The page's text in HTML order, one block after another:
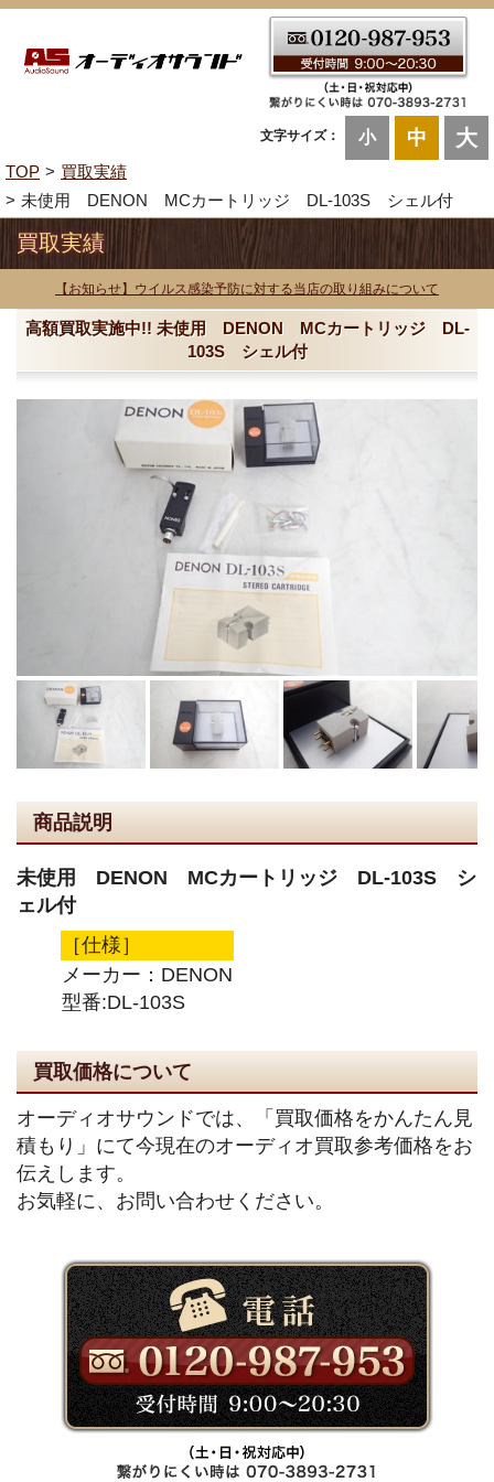
文字サイズ： 小 中 大
TOP
買取実績
未使用 DENON MCカートリッジ DL-103S シェル付
買取実績
【お知らせ】ウイルス感染予防に対する当店の取り組みについて
高額買取実施中!! 未使用 DENON MCカートリッジ DL-
103S シェル付
商品説明
未使用 DENON MCカートリッジ DL-103S シ
ェル付
［仕様］
メーカー：DENON
型番:DL-103S
買取価格について
オーディオサウンドでは、「買取価格をかんたん見
積もり」にて今現在のオーディオ買取参考価格をお
伝えします。
お気軽に、お問い合わせください。